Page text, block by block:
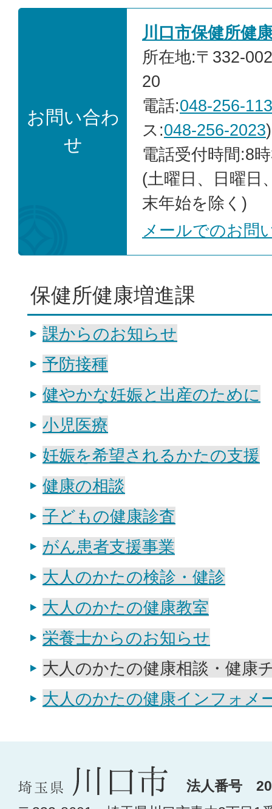
お問い合わ
せ
川口市保健所健
所在地:〒332-
20
電話:048-256-
ス:048-256-2023)
電話受付時間:8
(土曜日、日曜日
末年始を除く)
メールでのお問
保健所健康増進課
課からのお知らせ
予防接種
健やかな妊娠と出産のために
小児医療
妊娠を希望されるかたの支援
健康の相談
子どもの健康診査
がん患者支援事業
大人のかたの検診・健診
大人のかたの健康教室
栄養士からのお知らせ
大人のかたの健康相談・健康
大人のかたの健康インフォメ
法人番号